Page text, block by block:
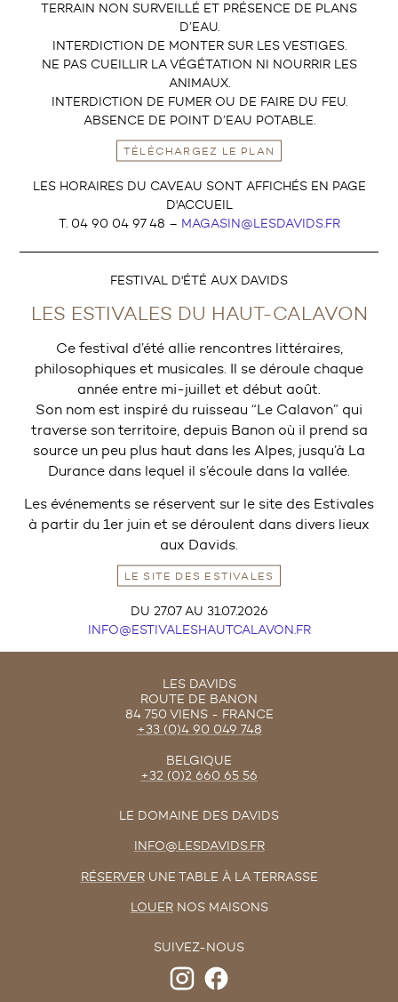
TERRAIN NON SURVEILLÉ ET PRÉSENCE DE PLANS
D’EAU.
INTERDICTION DE MONTER SUR LES VESTIGES.
NE PAS CUEILLIR LA VÉGÉTATION NI NOURRIR LES
ANIMAUX.
INTERDICTION DE FUMER OU DE FAIRE DU FEU.
ABSENCE DE POINT D’EAU POTABLE.
TÉLÉCHARGEZ LE PLAN
LES HORAIRES DU CAVEAU SONT AFFICHÉS EN PAGE
D'ACCUEIL
T. 04 90 04 97 48 – MAGASIN@LESDAVIDS.FR
FESTIVAL D'ÉTÉ AUX DAVIDS
LES ESTIVALES DU HAUT-CALAVON
Ce festival d’été allie rencontres littéraires,
philosophiques et musicales. Il se déroule chaque
année entre mi-juillet et début août.
Son nom est inspiré du ruisseau “Le Calavon” qui
traverse son territoire, depuis Banon où il prend sa
source un peu plus haut dans les Alpes, jusqu’à La
Durance dans lequel il s’écoule dans la vallée.
Les événements se réservent sur le site des Estivales
à partir du 1er juin et se déroulent dans divers lieux
aux Davids.
LE SITE DES ESTIVALES
DU 27.07 AU 31.07.2026
INFO@ESTIVALESHAUTCALAVON.FR
LES DAVIDS
ROUTE DE BANON
84 750 VIENS - FRANCE
+33 (0)4 90 049 748
BELGIQUE
+32 (0)2 660 65 56
LE DOMAINE DES DAVIDS
INFO@LESDAVIDS.FR
RÉSERVERUNE TABLE À LA TERRASSE
LOUERNOS MAISONS
SUIVEZ-NOUS